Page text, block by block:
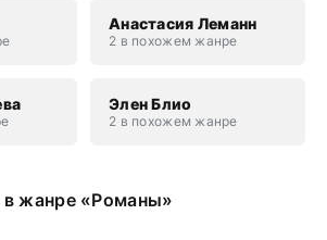
Анастасия Леманн
2 в похожем жанре
Элен Блио
2 в похожем жанре
жанре «Романы»